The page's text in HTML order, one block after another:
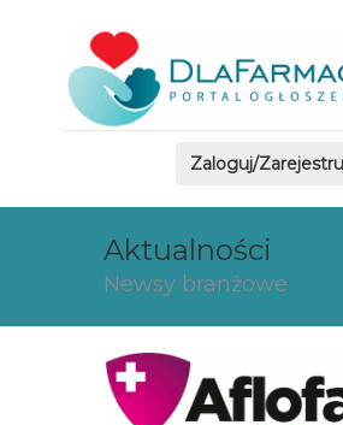
Zaloguj/
Aktualności
Newsy branżowe